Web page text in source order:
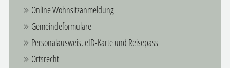
Online Wohnsitzanmeldung
Gemeindeformulare
Personalausweis, eID-Karte und Reisepass
Ortsrecht